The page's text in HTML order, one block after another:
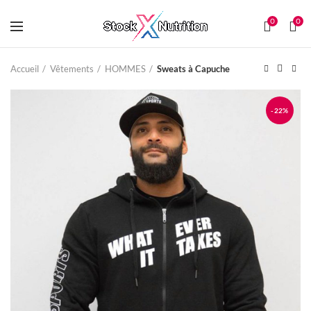
0 0
Accueil Vêtements HOMMES Sweats à Capuche
-22%